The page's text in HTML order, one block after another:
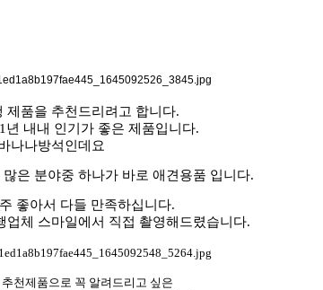
제품을 추천드리려고 합니다.
년 내내 인기가 좋은 제품입니다.
나나방석인데요
은 분야중 하나가 바로 애견용품 입니다.
좋아서 다들 만족하십니다.
업체 스마일에서 직접 촬영해드렸습니다.
천제품으로 꼭 알려드리고 싶은